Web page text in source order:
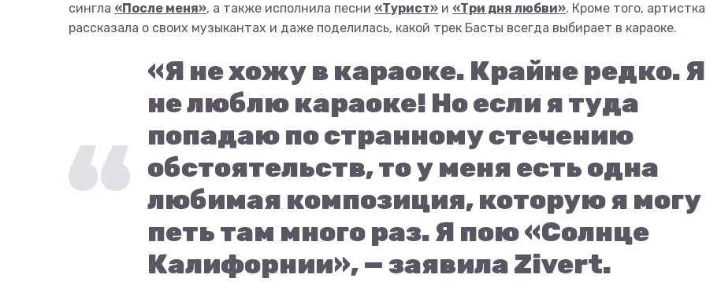
сингла «После меня», а также исполнила песни «Турист» и «Три дня любви». Кроме того, артистка
рассказала о своих музыкантах и даже поделилась, какой трек Басты всегда выбирает в караоке.
«Я не хожу в караоке. Крайне редко. Я
не люблю караоке! Но если я туда
попадаю по странному стечению
обстоятельств, то у меня есть одна
любимая композиция, которую я могу
петь там много раз. Я пою «Солнце
Калифорнии», — заявила Zivert.